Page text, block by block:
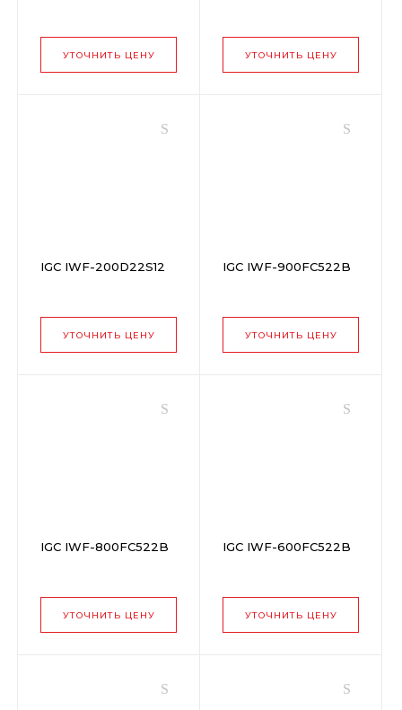
УТОЧНИТЬ ЦЕНУ УТОЧНИТЬ ЦЕНУ
IGC IWF-200D22S12
УТОЧНИТЬ ЦЕНУ
IGC IWF-900FC522B
УТОЧНИТЬ ЦЕНУ
IGC IWF-800FC522B
УТОЧНИТЬ ЦЕНУ
IGC IWF-600FC522B
УТОЧНИТЬ ЦЕНУ